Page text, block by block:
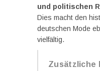
und politischen
Dies macht den
deutschen Mode
vielfältig.
Zusätzliche